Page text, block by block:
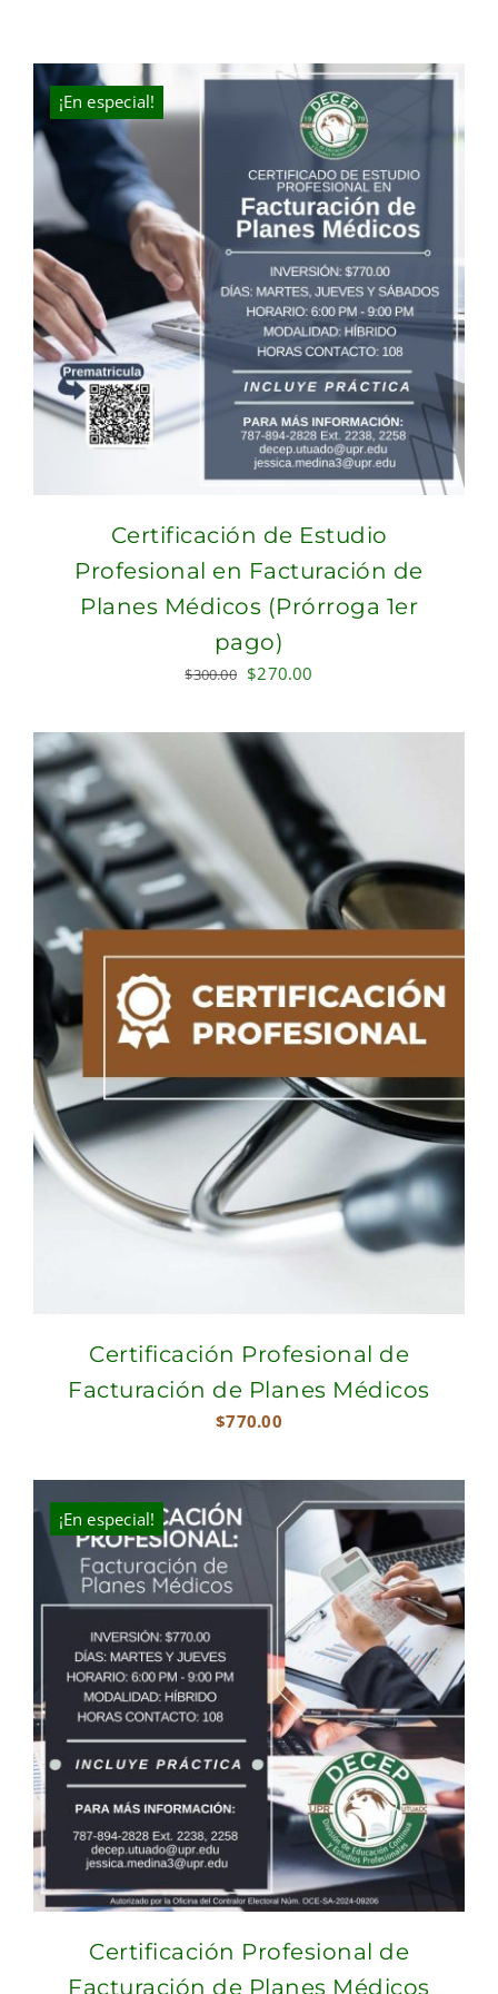
CARRITO
¡En especial!
Certificación de Estudio
Profesional en Facturación de
Planes Médicos (Prórroga 1er
pago)
$300.00 Original
was:
$300.00.
$270.00
is:
Certificación Profesional de
Facturación de Planes Médicos
$770.00
¡En especial!
Certificación Profesional de
Facturación de Planes Médicos